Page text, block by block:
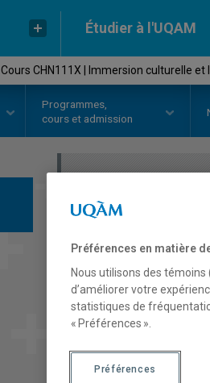
Étudier à l'UQAM
Cours CHN111X | Immersion culturelle et
Programmes,
cours et admission
COURS
Préférences en matière
Nous utilisons des
d’améliorer votre
statistiques de
« Préférences ».
Préférences